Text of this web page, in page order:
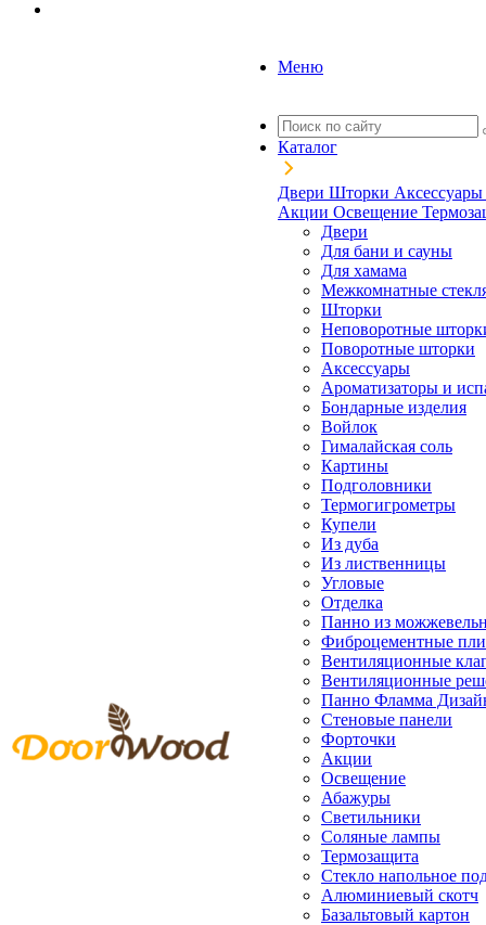
Меню
Каталог
Двери Шторки Аксессуары
Акции Освещение
Двери
Для бани и сауны
Для хамама
Межкомнатные
Шторки
Неповоротные
Поворотные шторки
Аксессуары
Ароматизаторы и
Бондарные изделия
Войлок
Гималайская соль
Картины
Подголовники
Термогигрометры
Купели
Из дуба
Из лиственницы
Угловые
Отделка
Панно из
Фиброцементные
Вентиляционные
Вентиляционные
Панно Фламма
Стеновые панели
Форточки
Акции
Освещение
Абажуры
Светильники
Соляные лампы
Термозащита
Стекло напольное
Алюминиевый скотч
Базальтовый картон